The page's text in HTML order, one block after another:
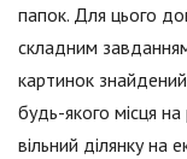
папок. Для цього
складним завданням
картинок
будь-якого місця
вільний ділянку на